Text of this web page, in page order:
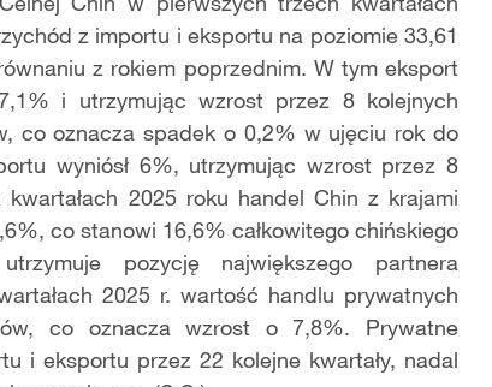
z importu i eksportu na poziomie 33,61
z rokiem poprzednim. W tym eksport
i utrzymując wzrost przez 8 kolejnych
co oznacza spadek o 0,2% w ujęciu rok do
wyniósł 6%, utrzymując wzrost przez 8
2025 roku handel Chin z krajami
co stanowi 16,6% całkowitego chińskiego
pozycję największego partnera
2025 r. wartość handlu prywatnych
co oznacza wzrost o 7,8%. Prywatne
i eksportu przez 22 kolejne kwartały, nadal